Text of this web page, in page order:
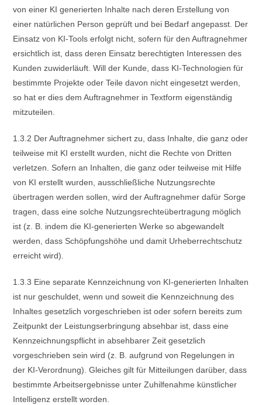
von einer KI generierten Inhalte nach deren Erstellung von
einer natürlichen Person geprüft und bei Bedarf angepasst. Der
Einsatz von KI-Tools erfolgt nicht, sofern für den Auftragnehmer
ersichtlich ist, dass deren Einsatz berechtigten Interessen des
Kunden zuwiderläuft. Will der Kunde, dass KI-Technologien für
bestimmte Projekte oder Teile davon nicht eingesetzt werden,
so hat er dies dem Auftragnehmer in Textform eigenständig
mitzuteilen.
1.3.2 Der Auftragnehmer sichert zu, dass Inhalte, die ganz oder
teilweise mit KI erstellt wurden, nicht die Rechte von Dritten
verletzen. Sofern an Inhalten, die ganz oder teilweise mit Hilfe
von KI erstellt wurden, ausschließliche Nutzungsrechte
übertragen werden sollen, wird der Auftragnehmer dafür Sorge
tragen, dass eine solche Nutzungsrechteübertragung möglich
ist (z. B. indem die KI-generierten Werke so abgewandelt
werden, dass Schöpfungshöhe und damit Urheberrechtschutz
erreicht wird).
1.3.3 Eine separate Kennzeichnung von KI-generierten Inhalten
ist nur geschuldet, wenn und soweit die Kennzeichnung des
Inhaltes gesetzlich vorgeschrieben ist oder sofern bereits zum
Zeitpunkt der Leistungserbringung absehbar ist, dass eine
Kennzeichnungspflicht in absehbarer Zeit gesetzlich
vorgeschrieben sein wird (z. B. aufgrund von Regelungen in
der KI-Verordnung). Gleiches gilt für Mitteilungen darüber, dass
bestimmte Arbeitsergebnisse unter Zuhilfenahme künstlicher
Intelligenz erstellt worden.